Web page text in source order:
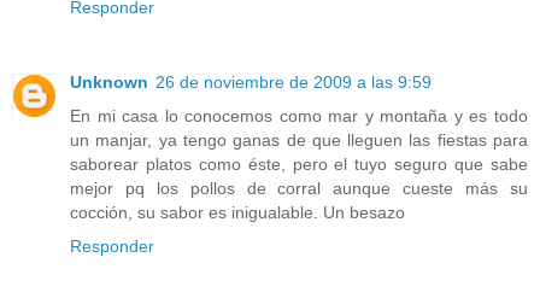
Responder
Unknown 26 de noviembre de 2009 a las 9:59
En mi casa lo conocemos como mar y montaña y es todo
un manjar, ya tengo ganas de que lleguen las fiestas para
saborear platos como éste, pero el tuyo seguro que sabe
mejor pq los pollos de corral aunque cueste más su
cocción, su sabor es inigualable. Un besazo
Responder